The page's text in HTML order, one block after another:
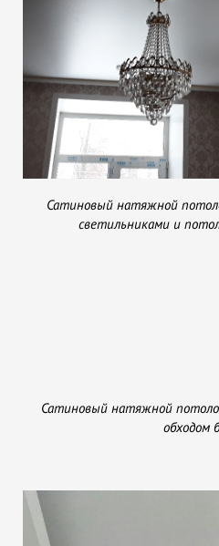
Сатиновый натяжной
светильниками и
Сатиновый натяжной
обходом